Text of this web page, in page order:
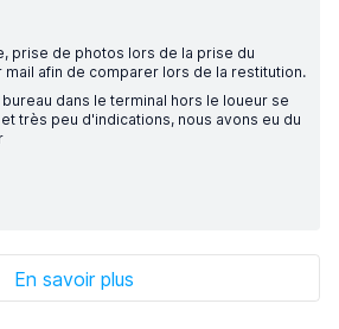
prise de photos lors de la prise du
afin de comparer lors de la restitution.
dans le terminal hors le loueur se
très peu d'indications, nous avons eu du
En savoir plus